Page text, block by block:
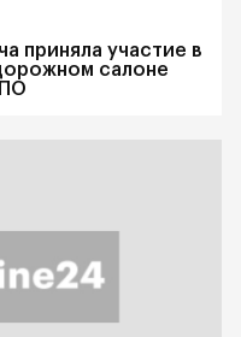
приняла участие в
салоне